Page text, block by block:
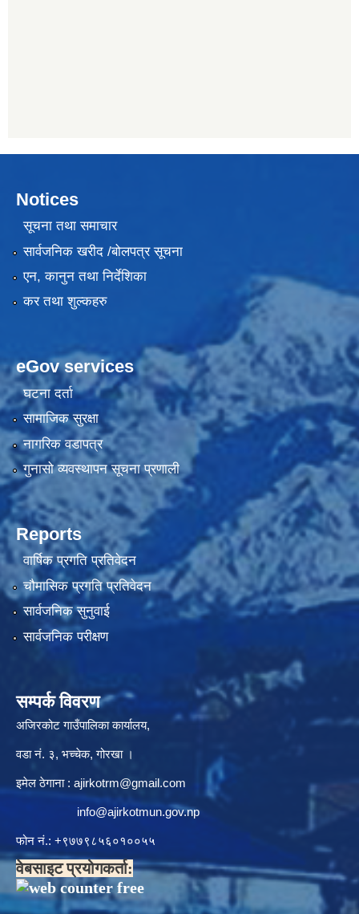
Notices
सूचना तथा समाचार
सार्वजनिक खरीद /बोलपत्र सूचना
एन, कानुन तथा निर्देशिका
कर तथा शुल्कहरु
eGov services
घटना दर्ता
सामाजिक सुरक्षा
नागरिक वडापत्र
गुनासो व्यवस्थापन सूचना प्रणाली
Reports
वार्षिक प्रगति प्रतिवेदन
चौमासिक प्रगति प्रतिवेदन
सार्वजनिक सुनुवाई
सार्वजनिक परीक्षण
सम्पर्क विवरण
अजिरकोट गाउँपालिका कार्यालय,
वडा नं. ३, भच्चेक, गोरखा ।
इमेल ठेगाना : ajirkotrm@gmail.com
info@ajirkotmun.gov.np
फोन नं.: ‍‌+९७७९८५६०१००५५
वेबसाइट प्रयोगकर्ता: